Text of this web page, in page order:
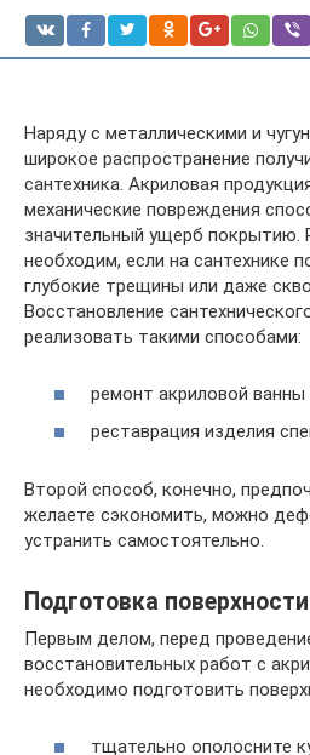
Наряду с металлическими и
широкое распространение
сантехника. Акриловая
механические повреждения
значительный ущерб покрытию.
необходим, если на сантехнике
глубокие трещины или даже
Восстановление
реализовать такими способами:
ремонт акриловой ванны
реставрация изделия
Второй способ, конечно,
желаете сэкономить, можно
устранить самостоятельно.
Подготовка поверхности
Первым делом, перед
восстановительных работ с
необходимо подготовить
тщательно ополосните